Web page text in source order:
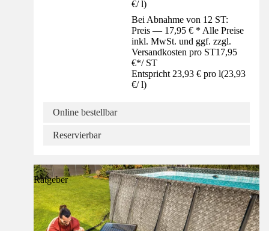
€/ l)
Bei Abnahme von 12 ST:
Preis — 17,95 € * Alle Preise
inkl. MwSt. und ggf. zzgl.
Versandkosten pro ST17,95
€*/ ST
Entspricht 23,93 € pro l(23,93
€/ l)
Online bestellbar
Reservierbar
Ratgeber